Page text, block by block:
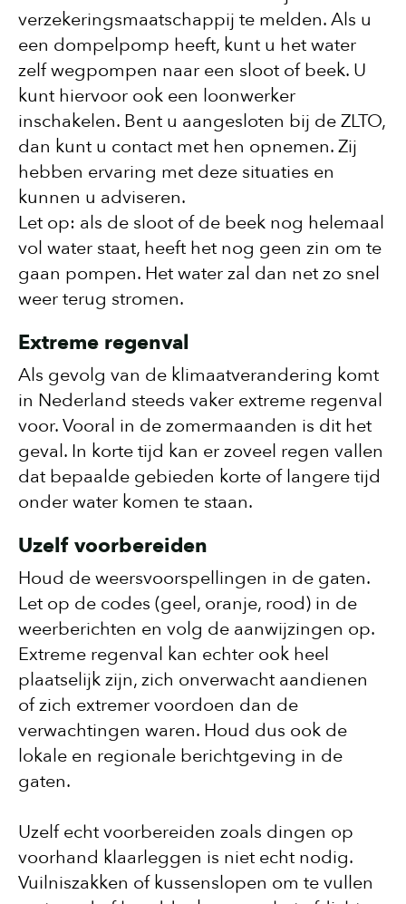
verzekeringsmaatschappij te melden. Als u
een dompelpomp heeft, kunt u het water
zelf wegpompen naar een sloot of beek. U
kunt hiervoor ook een loonwerker
inschakelen. Bent u aangesloten bij de ZLTO,
dan kunt u contact met hen opnemen. Zij
hebben ervaring met deze situaties en
kunnen u adviseren.
Let op: als de sloot of de beek nog helemaal
vol water staat, heeft het nog geen zin om te
gaan pompen. Het water zal dan net zo snel
weer terug stromen.
Extreme regenval
Als gevolg van de klimaatverandering komt
in Nederland steeds vaker extreme regenval
voor. Vooral in de zomermaanden is dit het
geval. In korte tijd kan er zoveel regen vallen
dat bepaalde gebieden korte of langere tijd
onder water komen te staan.
Uzelf voorbereiden
Houd de weersvoorspellingen in de gaten.
Let op de codes (geel, oranje, rood) in de
weerberichten en volg de aanwijzingen op.
Extreme regenval kan echter ook heel
plaatselijk zijn, zich onverwacht aandienen
of zich extremer voordoen dan de
verwachtingen waren. Houd dus ook de
lokale en regionale berichtgeving in de
gaten.
Uzelf echt voorbereiden zoals dingen op
voorhand klaarleggen is niet echt nodig.
Vuilniszakken of kussenslopen om te vullen